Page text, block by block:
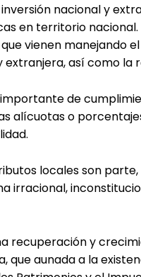
nacional y
en territorio
vienen manejando
extranjera, así como la
de
alícuotas o
locales son
irracional,
recuperación y
que aunada a la